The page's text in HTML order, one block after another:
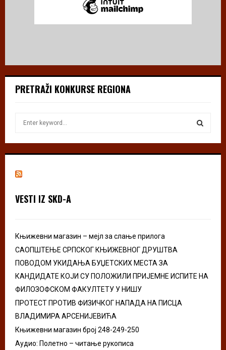
PRETRAŽI KONKURSE REGIONA
h
r
S
VESTI IZ SKD-A
Књижевни магазин – мејл за слање прилога
САОПШТЕЊЕ СРПСКОГ КЊИЖЕВНОГ ДРУШТВА
ПОВОДОМ УКИДАЊА БУЏЕТСКИХ МЕСТА ЗА
КАНДИДАТЕ КОЈИ СУ ПОЛОЖИЛИ ПРИЈЕМНЕ ИСПИТЕ НА
ФИЛОЗОФСКОМ ФАКУЛТЕТУ У НИШУ
ПРОТЕСТ ПРОТИВ ФИЗИЧКОГ НАПАДА НА ПИСЦА
ВЛАДИМИРА АРСЕНИЈЕВИЋА
Књижевни магазин број 248-249-250
Аудио: Полетно – читање рукописа